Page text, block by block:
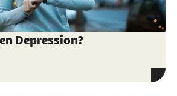
Depression?